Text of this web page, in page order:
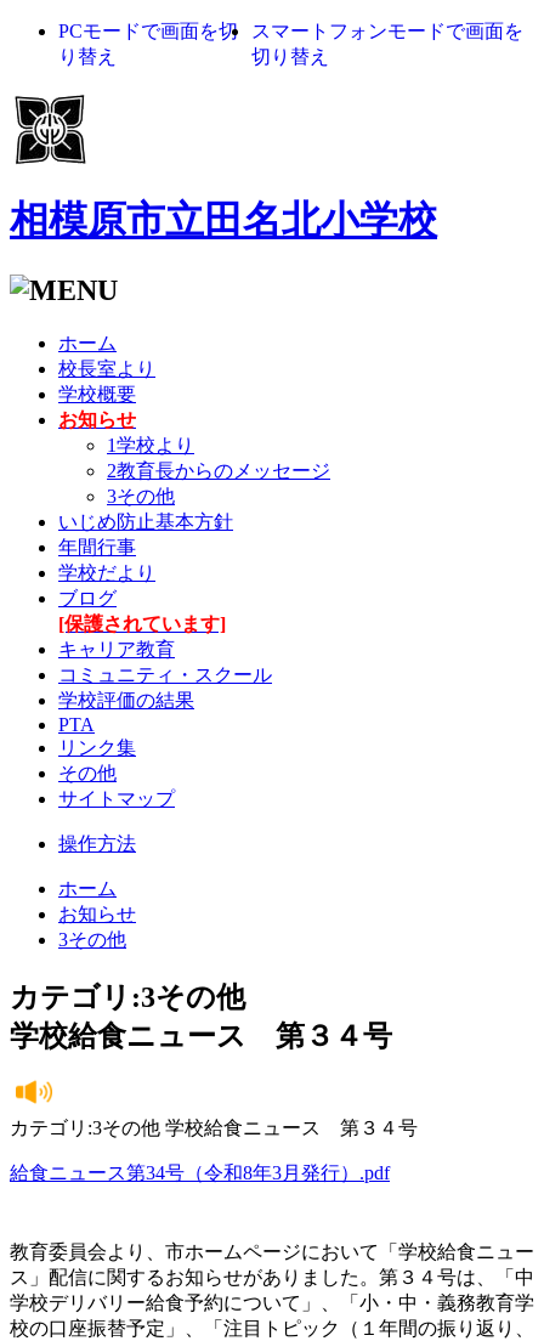
PCモードで画面を切
り替え
スマートフォンモードで画面を
切り替え
相模原市立田名北小学校
ホーム
校長室より
学校概要
お知らせ
1学校より
2教育長からのメッセージ
3その他
いじめ防止基本方針
年間行事
学校だより
ブログ
[保護されています]
キャリア教育
コミュニティ・スクール
学校評価の結果
PTA
リンク集
その他
サイトマップ
操作方法
ホーム
お知らせ
3その他
カテゴリ:3その他
学校給食ニュース 第３４号
カテゴリ:3その他 学校給食ニュース 第３４号
給食ニュース第34号（令和8年3月発行）.pdf
教育委員会より、市ホームページにおいて「学校給食ニュー
ス」配信に関するお知らせがありました。第３４号は、「中
学校デリバリー給食予約について」、「小・中・義務教育学
校の口座振替予定」、「注目トピック（１年間の振り返り、